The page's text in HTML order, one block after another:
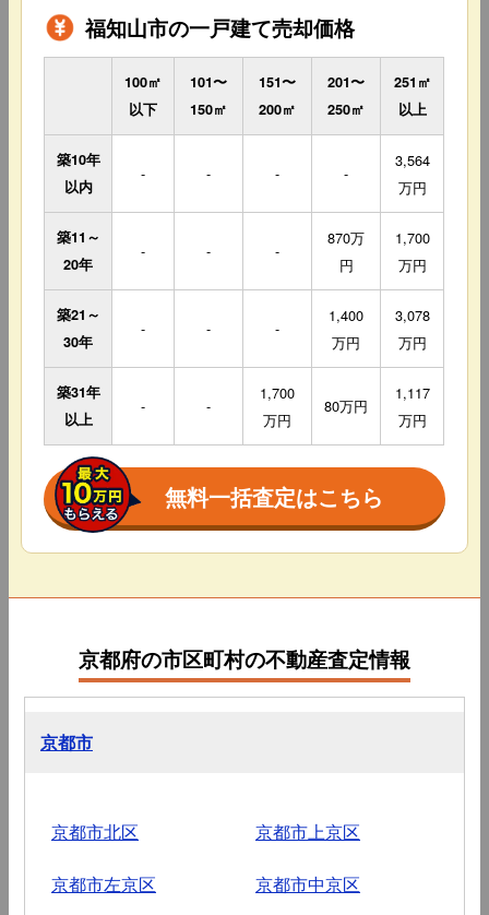
福知山市の一戸建て売却価格
100㎡
以下
101〜
150㎡
151〜
200㎡
201〜
250㎡
251㎡
以上
築10年
以内
- - - -
3,564
万円
築11～
20年
- - -
870万
円
1,700
万円
築21～
30年
- - -
1,400
万円
3,078
万円
築31年
以上
- -
1,700
万円
80万円
1,117
万円
無料一括査定はこちら
京都府の市区町村の不動産査定情報
京都市
京都市北区 京都市上京区
京都市左京区 京都市中京区